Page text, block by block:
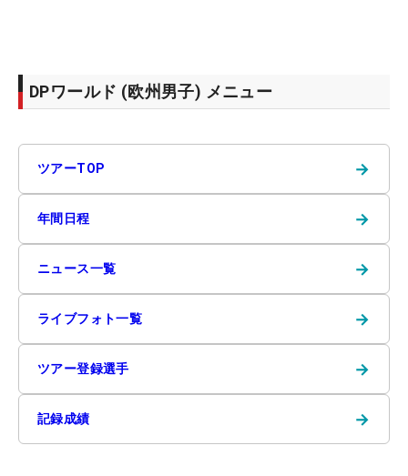
DPワールド (欧州男子) メニュー
ツアーTOP →
年間日程 →
ニュース一覧 →
ライブフォト一覧 →
ツアー登録選手 →
記録成績 →